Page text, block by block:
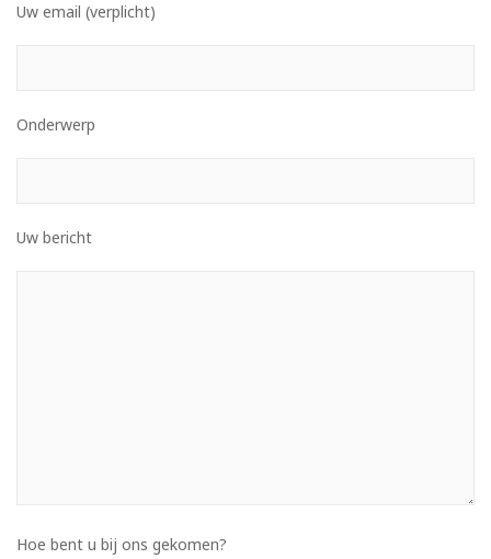
Uw email (verplicht)
Onderwerp
Uw bericht
Hoe bent u bij ons gekomen?